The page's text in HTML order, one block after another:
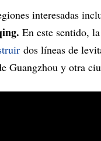
interesadas
En este sentido,
dos líneas de
Guangzhou y otra